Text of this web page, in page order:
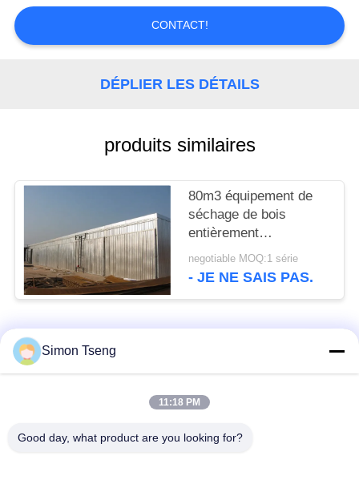
CAS
PRIVACY
CONTACT!
DÉPLIER LES DÉTAILS
produits similaires
80m3 équipement de
séchage de bois
entièrement
automatique, séchoirs
de bois industriels
negotiable MOQ:1 série
- JE NE SAIS PAS.
Catégories populaires
Chambre de séchage
Simon Tseng
11:18 PM
Good day, what product are you looking for?